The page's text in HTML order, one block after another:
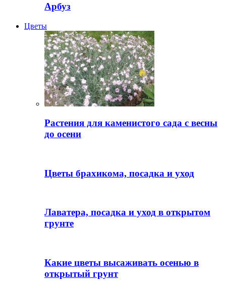
Арбуз
Цветы
Растения для каменистого сада с весны
до осени
Цветы брахикома, посадка и уход
Лаватера, посадка и уход в открытом
грунте
Какие цветы высаживать осенью в
открытый грунт